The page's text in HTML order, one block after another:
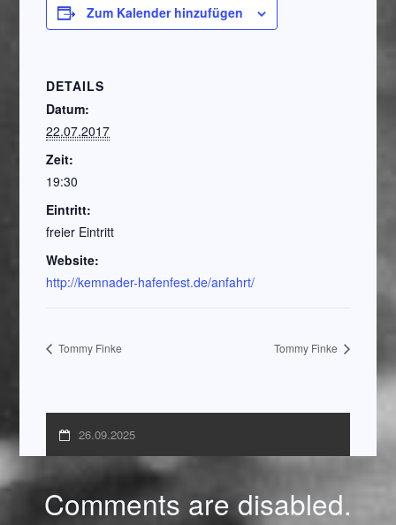
Zum Kalender hinzufügen
DETAILS
Datum:
22.07.2017
Zeit:
19:30
Eintritt:
freier Eintritt
Website:
http://kemnader-hafenfest.de/anfahrt/
Tommy Finke Tommy Finke
26.09.2025
Comments are disabled.